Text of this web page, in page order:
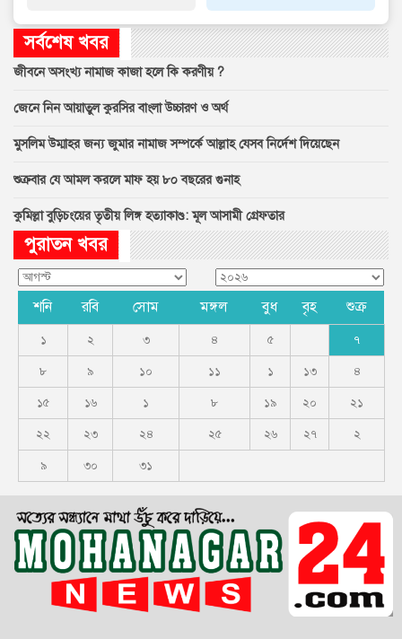
সর্বশেষ খবর
জীবনে অসংখ্য নামাজ কাজা হলে কি করণীয় ?
জেনে নিন আয়াতুল কুরসির বাংলা উচ্চারণ ও অর্থ
মুসলিম উম্মাহর জন্য জুমার নামাজ সম্পর্কে আল্লাহ যেসব নির্দেশ দিয়েছেন
শুক্রবার যে আমল করলে মাফ হয় ৮০ বছরের গুনাহ
কুমিল্লা বুড়িচংয়ের তৃতীয় লিঙ্গ হত্যাকাণ্ড: মূল আসামী গ্রেফতার
পুরাতন খবর
শনি রবি সোম মঙ্গল বুধ বৃহ শুক্র
১ ২ ৩ ৪ ৫ ৭
৮ ৯ ১০ ১১ ১ ১৩ ৪
১৫ ১৬ ১ ৮ ১৯ ২০ ২১
২২ ২৩ ২৪ ২৫ ২৬ ২৭ ২
৯ ৩০ ৩১